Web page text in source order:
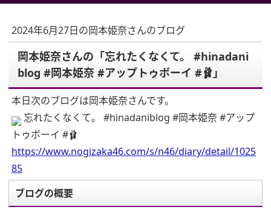
2024年6月27日の岡本姫奈さんのブログ
岡本姫奈さんの「忘れたくなくて。 #hinadani
blog #岡本姫奈 #アップトゥボーイ #🩰」
本日次のブログは岡本姫奈さんです。
忘れたくなくて。 #hinadaniblog #岡本姫奈 #アップ
トゥボーイ #🩰
https://www.nogizaka46.com/s/n46/diary/detail/1025
85
ブログの概要